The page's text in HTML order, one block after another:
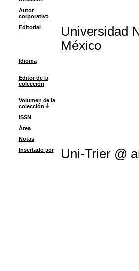
Autor
corporativo
Editorial
Universidad
México
Idioma
Editor de la
colección
Volumen de la
colección
ISSN
Área
Notas
Insertado por
Uni-Trier @